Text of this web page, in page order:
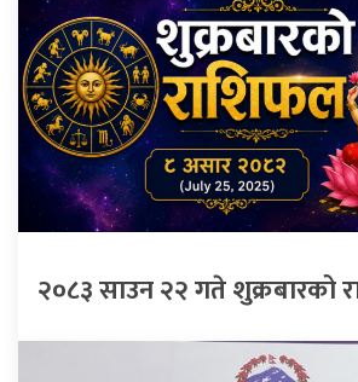
२०८३ साउन २२ गते शुक्रबारको